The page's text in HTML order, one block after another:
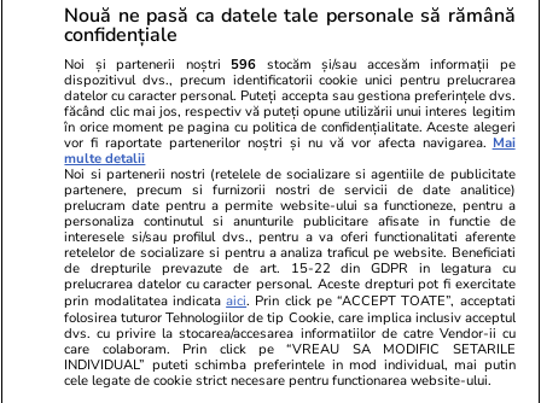
Lifestyle
Cum îţi laşi casa în siguranţă
înainte de a pleca în concediu
Lifestyle 14 iul.
Ce este făina de tapioca și în ce
Nouă ne pasă ca datele tale personale să rămână
confidențiale
Noi și partenerii noștri 596 stocăm și/sau accesăm informații pe
dispozitivul dvs., precum identificatorii cookie unici pentru prelucrarea
datelor cu caracter personal. Puteți accepta sau gestiona preferințele dvs.
făcând clic mai jos, respectiv vă puteți opune utilizării unui interes legitim
în orice moment pe pagina cu politica de confidențialitate. Aceste alegeri
vor fi raportate partenerilor noștri și nu vă vor afecta navigarea. Mai
multe detalii
Noi si partenerii nostri (retelele de socializare si agentiile de publicitate
partenere, precum si furnizorii nostri de servicii de date analitice)
prelucram date pentru a permite website-ului sa functioneze, pentru a
personaliza continutul si anunturile publicitare afisate in functie de
interesele si/sau profilul dvs., pentru a va oferi functionalitati aferente
retelelor de socializare si pentru a analiza traficul pe website. Beneficiati
de drepturile prevazute de art. 15-22 din GDPR in legatura cu
prelucrarea datelor cu caracter personal. Aceste drepturi pot fi exercitate
prin modalitatea indicataaici. Prin click pe “ACCEPT TOATE”, acceptati
folosirea tuturor Tehnologiilor de tip Cookie, care implica inclusiv acceptul
dvs. cu privire la stocarea/accesarea informatiilor de catre Vendor-ii cu
care colaboram. Prin click pe “VREAU SA MODIFIC SETARILE
INDIVIDUAL” puteti schimba preferintele in mod individual, mai putin
cele legate de cookie strict necesare pentru functionarea website-ului.